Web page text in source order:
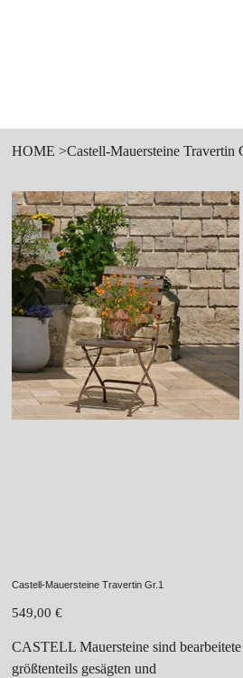
HOME >Castell-Mauersteine Travertin
Castell-Mauersteine Travertin Gr.1
549,00 €
CASTELL Mauersteine sind
größtenteils gesägten und